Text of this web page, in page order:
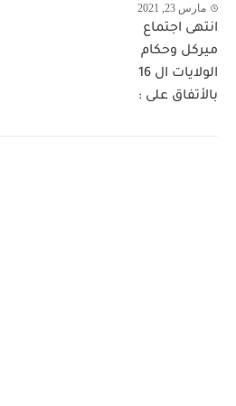
مارس 23, 2021
انتهى اجتماع
ميركل وحكام
الولايات ال 16
بالأتفاق على :